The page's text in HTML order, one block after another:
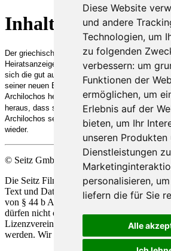
Diese Website
und andere
Technologien, um
zu folgenden
verbessern: um
Funktionen der
ermöglichen, um
Erlebnis auf der
bieten, um Ihr
unseren Produkten
Dienstleistungen
personalisieren,
liefern die für Sie
Alle
Inhalt
Der griechische Vegetarier Arnolph Archilochos
Heiratsanzeige eine Griechin, die er heiraten
sich die gut aussehende Griechin Chloé
seiner neuen Bekanntschaft steigt er
Archilochos heiratet Chloé kurz darauf.
heraus, dass seine Frau als Kurtisane arbeitet.
Archilochos seine Frau vor einer malerischen
wieder.
© Seitz GmbH Filmproduktion
Die Seitz Film Produktion behält sich die
Text und Data Mining, alsio der
von § 44 b Abs.1 und 2 UrhG ausdrücklich
dürfen nicht ohne unsere ausdrückliche
Lizenzvereinbarung für die Vervielfältigung
werden. Wir behalten uns alle Rechte